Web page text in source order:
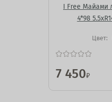
I Free Майами
4*98
Цвет:
7 450₽